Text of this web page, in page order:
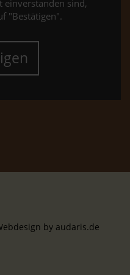
einverstanden sind,
"Bestätigen".
by audaris.de